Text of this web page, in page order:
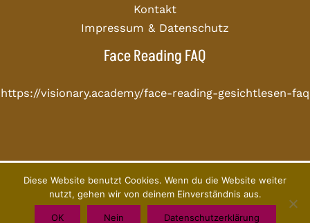
Kontakt
Impressum & Datenschutz
Face Reading FAQ
https://visionary.academy/face-reading-gesichtlesen-faq
Copyright © 2026 Visionary Academy
Diese Website benutzt Cookies. Wenn du die Website weiter
nutzt, gehen wir von deinem Einverständnis aus.
OK Nein Datenschutzerklärung